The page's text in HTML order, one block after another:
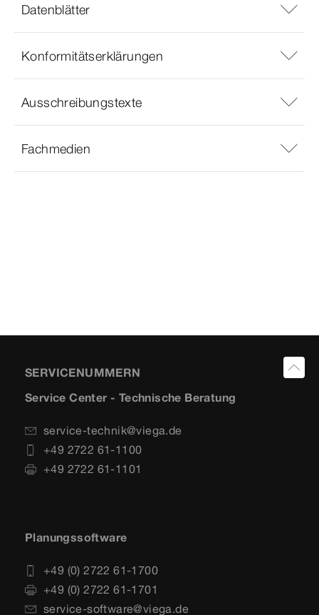
Datenblätter
Konformitätserklärungen
Ausschreibungstexte
Fachmedien
SERVICENUMMERN
Service Center - Technische Beratung
service-technik@viega.de
+49 2722 61-1100
+49 2722 61-1101
Planungssoftware
+49 (0) 2722 61-1700
+49 (0) 2722 61-1701
service-software@viega.de